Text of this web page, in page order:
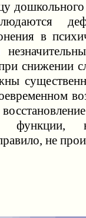
дошкольного
в
снижении
функции,
не